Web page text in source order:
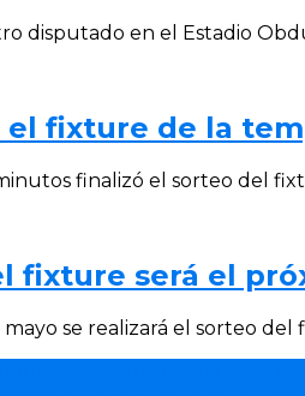
disputado en el Estadio
el fixture de la
finalizó el sorteo del
fixture será el
mayo se realizará el sorteo